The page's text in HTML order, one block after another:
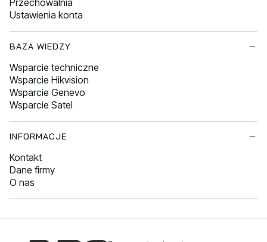
Ustawienia konta
BAZA WIEDZY
Wsparcie techniczne
Wsparcie Hikvision
Wsparcie Genevo
Wsparcie Satel
INFORMACJE
Kontakt
Dane firmy
O nas